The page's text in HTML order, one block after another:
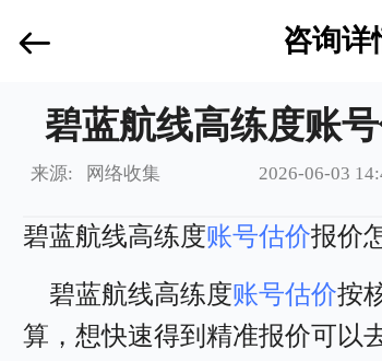
咨询详
碧蓝航线高练度账
来源: 网络收集 2026-06-03
碧蓝航线高练度账号估价报价
碧蓝航线高练度账号估价按
算，想快速得到精准报价可以